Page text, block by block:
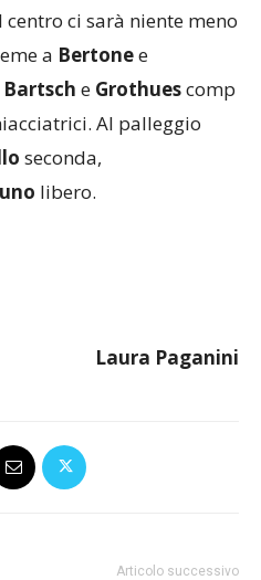
centro ci sarà niente meno
a Bertonee
Bartsch e Grothuescomp
Al palleggio
seconda,
libero.
Laura Paganini
Articolo successivo